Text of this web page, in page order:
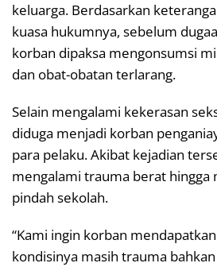
keluarga. Berdasarkan
kuasa hukumnya, sebelum
korban dipaksa mengonsumsi
dan obat-obatan terlarang.
Selain mengalami kekerasan
diduga menjadi korban
para pelaku. Akibat kejadian
mengalami trauma berat hingga
pindah sekolah.
“Kami ingin korban
kondisinya masih trauma